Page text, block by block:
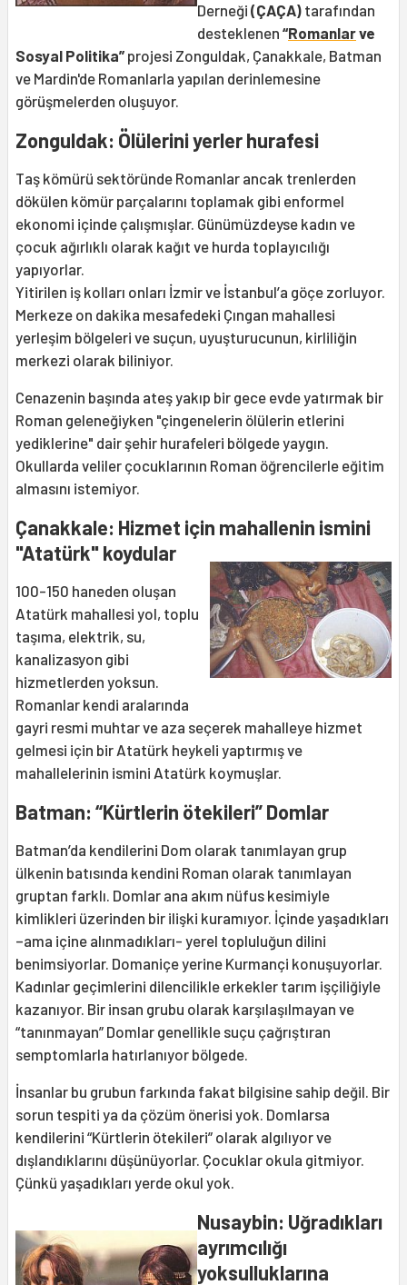
Derneği (ÇAÇA) tarafından
desteklenen “Romanlarve
Sosyal Politika” projesi Zonguldak, Çanakkale, Batman
ve Mardin'de Romanlarla yapılan derinlemesine
görüşmelerden oluşuyor.
Zonguldak: Ölülerini yerler hurafesi
Taş kömürü sektöründe Romanlar ancak trenlerden
dökülen kömür parçalarını toplamak gibi enformel
ekonomi içinde çalışmışlar. Günümüzdeyse kadın ve
çocuk ağırlıklı olarak kağıt ve hurda toplayıcılığı
yapıyorlar.
Yitirilen iş kolları onları İzmir ve İstanbul’a göçe zorluyor.
Merkeze on dakika mesafedeki Çıngan mahallesi
yerleşim bölgeleri ve suçun, uyuşturucunun, kirliliğin
merkezi olarak biliniyor.
Cenazenin başında ateş yakıp bir gece evde yatırmak bir
Roman geleneğiyken "çingenelerin ölülerin etlerini
yediklerine" dair şehir hurafeleri bölgede yaygın.
Okullarda veliler çocuklarının Roman öğrencilerle eğitim
almasını istemiyor.
Çanakkale: Hizmet için mahallenin ismini
"Atatürk" koydular
100-150 haneden oluşan
Atatürk mahallesi yol, toplu
taşıma, elektrik, su,
kanalizasyon gibi
hizmetlerden yoksun.
Romanlar kendi aralarında
gayri resmi muhtar ve aza seçerek mahalleye hizmet
gelmesi için bir Atatürk heykeli yaptırmış ve
mahallelerinin ismini Atatürk koymuşlar.
Batman: “Kürtlerin ötekileri” Domlar
Batman’da kendilerini Dom olarak tanımlayan grup
ülkenin batısında kendini Roman olarak tanımlayan
gruptan farklı. Domlar ana akım nüfus kesimiyle
kimlikleri üzerinden bir ilişki kuramıyor. İçinde yaşadıkları
–ama içine alınmadıkları- yerel topluluğun dilini
benimsiyorlar. Domaniçe yerine Kurmançi konuşuyorlar.
Kadınlar geçimlerini dilencilikle erkekler tarım işçiliğiyle
kazanıyor. Bir insan grubu olarak karşılaşılmayan ve
“tanınmayan” Domlar genellikle suçu çağrıştıran
semptomlarla hatırlanıyor bölgede.
İnsanlar bu grubun farkında fakat bilgisine sahip değil. Bir
sorun tespiti ya da çözüm önerisi yok. Domlarsa
kendilerini “Kürtlerin ötekileri” olarak algılıyor ve
dışlandıklarını düşünüyorlar. Çocuklar okula gitmiyor.
Çünkü yaşadıkları yerde okul yok.
Nusaybin: Uğradıkları
ayrımcılığı
yoksulluklarına